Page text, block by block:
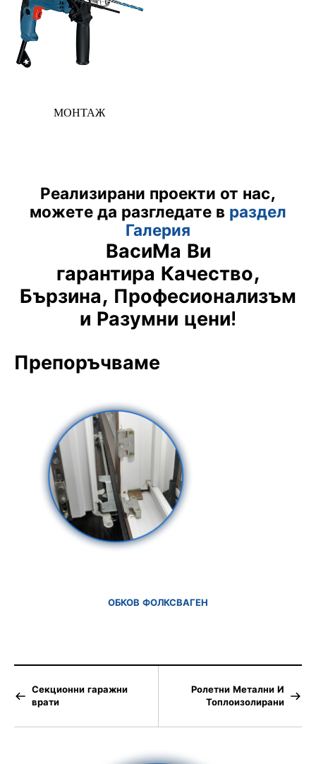
МОНТАЖ
Реализирани проекти от нас,
можете да разгледате в раздел
Галерия
ВасиМа Ви
гарантира Качество,
Бързина, Професионализъм
и Разумни цени!
Препоръчваме
ОБКОВ ФОЛКСВАГЕН
Секционни гаражни
врати
Ролетни Метални И
Топлоизолирани